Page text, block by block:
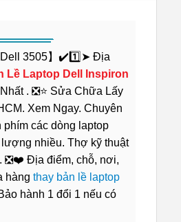
Dell 3505】✔️1️⃣➤ Địa
Lề Laptop Dell Inspiron
. ❎⭐ Sửa Chữa Lấy
Xem Ngay. Chuyên
phím các dòng laptop
nhiều. Thợ kỹ thuật
❎❤️ Địa điểm, chỗ, nơi,
hàng thay bản lề laptop
hành 1 đổi 1 nếu có